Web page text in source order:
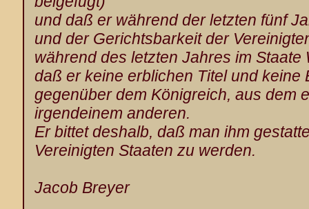
und daß er während der letzten fünf
und der Gerichtsbarkeit der
während des letzten Jahres im Staate
daß er keine erblichen Titel und keine
gegenüber dem Königreich, aus dem
irgendeinem anderen.
Er bittet deshalb, daß man ihm
Vereinigten Staaten zu werden.
Jacob Breyer